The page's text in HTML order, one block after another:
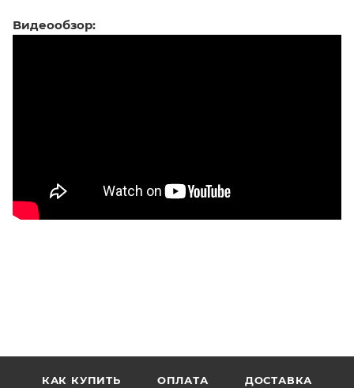
Видеообзор:
КАК КУПИТЬ ОПЛАТА ДОСТАВКА